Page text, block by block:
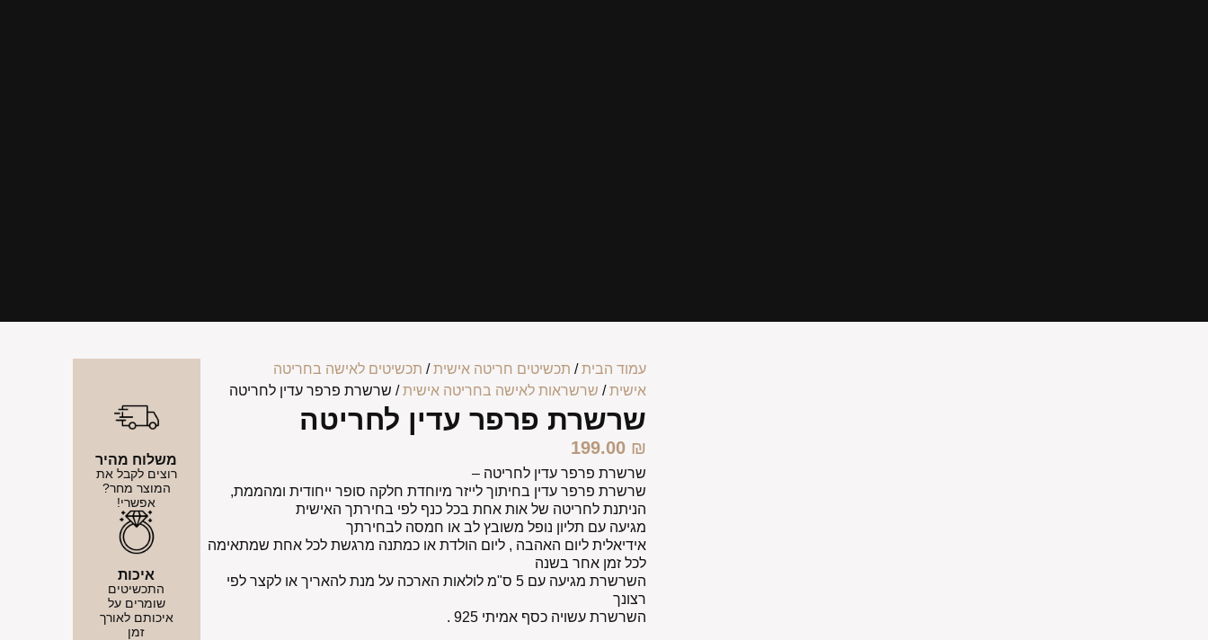
עמוד הבית/ תכשיטים חריטה אישית/ תכשיטים לאישה בחריטה
אישית/ שרשראות לאישה בחריטה אישית/ שרשרת פרפר עדין לחריטה
שרשרת פרפר עדין לחריטה
199.00 ₪
שרשרת פרפר עדין לחריטה –
שרשרת פרפר עדין בחיתוך לייזר מיוחדת חלקה סופר ייחודית ומהממת,
הניתנת לחריטה של אות אחת בכל כנף לפי בחירתך האישית
מגיעה עם תליון נופל משובץ לב או חמסה לבחירתך
אידיאלית ליום האהבה , ליום הולדת או כמתנה מרגשת לכל אחת שמתאימה
לכל זמן אחר בשנה
השרשרת מגיעה עם 5 ס"מ לולאות הארכה על מנת להאריך או לקצר לפי
רצונך
השרשרת עשויה כסף אמיתי 925 .
משלוח מהיר
רוצים לקבל את
המוצר מחר?
אפשרי!
איכות
התכשיטים
שומרים על
איכותם לאורך
זמן